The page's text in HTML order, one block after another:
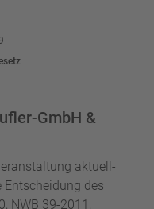
GmbH &
aktuell-
Entscheidung des
NWB 39-2011,